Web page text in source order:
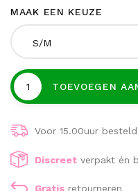
MAAK EEN KEUZE
S/M
TOEVOEGEN
Voor 15.00uur
Discreet verpakt én
Gratis retourneren